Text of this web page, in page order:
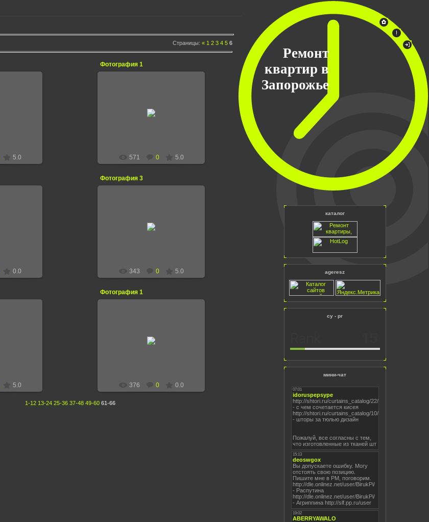
Страницы: « 1 2 3 4 5 6
5.0
Фотография 1
571 0 5.0
0.0
Фотография 3
343 0 5.0
5.0
Фотография 1
376 0 0.0
1-12 13-24 25-36 37-48 49-60 61-66
Ремонт
квартир в
Запорожье
каталог
ageresz
cy - pr
мини-чат